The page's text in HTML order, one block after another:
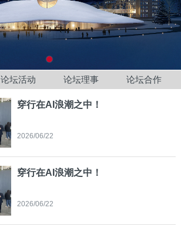
论坛活动 论坛理事 论坛合作
穿行在AI浪潮之中！
2026/06/22
穿行在AI浪潮之中！
2026/06/22